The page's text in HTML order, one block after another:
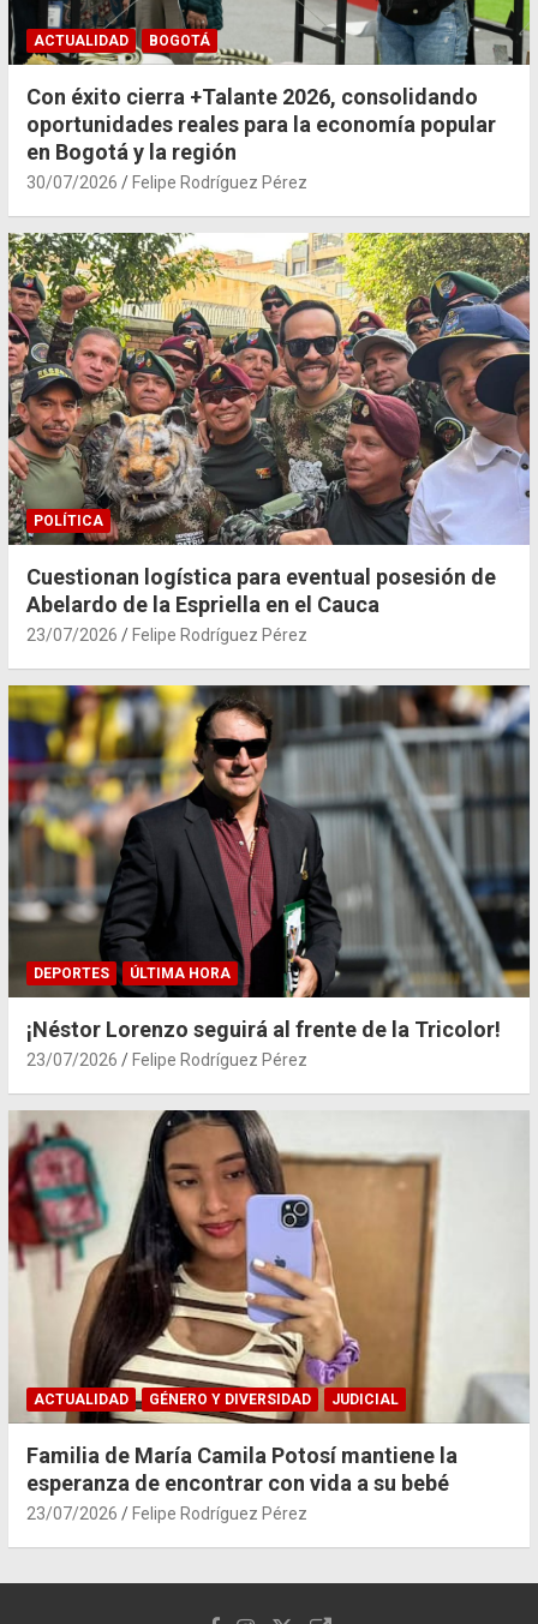
ACTUALIDAD BOGOTÁ
Con éxito cierra +Talante 2026, consolidando
oportunidades reales para la economía popular
en Bogotá y la región
30/07/2026 Felipe Rodríguez Pérez
POLÍTICA
Cuestionan logística para eventual posesión de
Abelardo de la Espriella en el Cauca
23/07/2026 Felipe Rodríguez Pérez
DEPORTES ÚLTIMA HORA
¡Néstor Lorenzo seguirá al frente de la Tricolor!
23/07/2026 Felipe Rodríguez Pérez
ACTUALIDAD GÉNERO Y DIVERSIDAD JUDICIAL
Familia de María Camila Potosí mantiene la
esperanza de encontrar con vida a su bebé
23/07/2026 Felipe Rodríguez Pérez